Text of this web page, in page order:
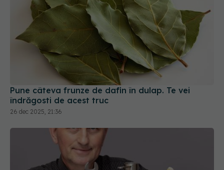
Pune câteva frunze de dafin în dulap. Te vei
îndrăgosti de acest truc
26 dec 2025, 21:36